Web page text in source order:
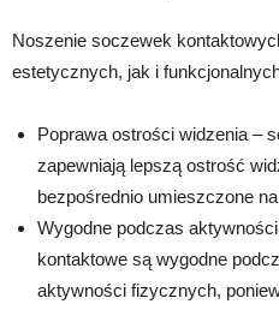
Noszenie soczewek
estetycznych, jak i
Poprawa ostrości widzenia –
zapewniają lepszą ostrość
bezpośrednio umieszczone
Wygodne podczas
kontaktowe są wygodne
aktywności fizycznych,